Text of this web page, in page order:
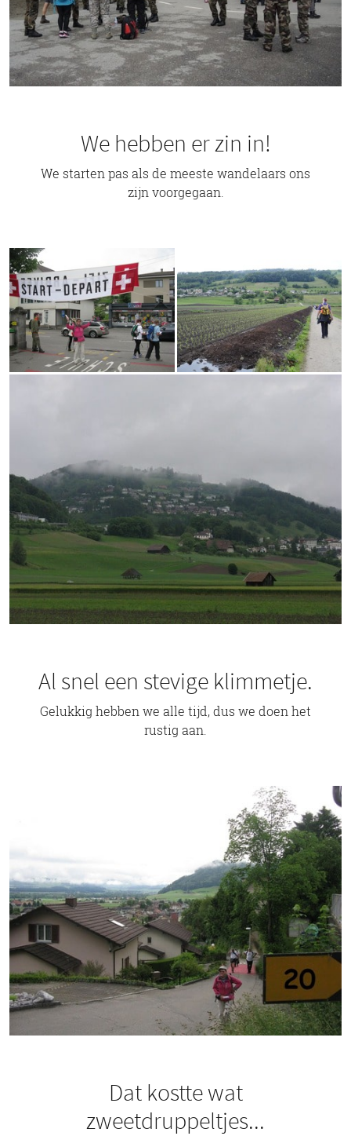
We hebben er zin in!
We starten pas als de meeste wandelaars ons
zijn voorgegaan.
Al snel een stevige klimmetje.
Gelukkig hebben we alle tijd, dus we doen het
rustig aan.
Dat kostte wat
zweetdruppeltjes...